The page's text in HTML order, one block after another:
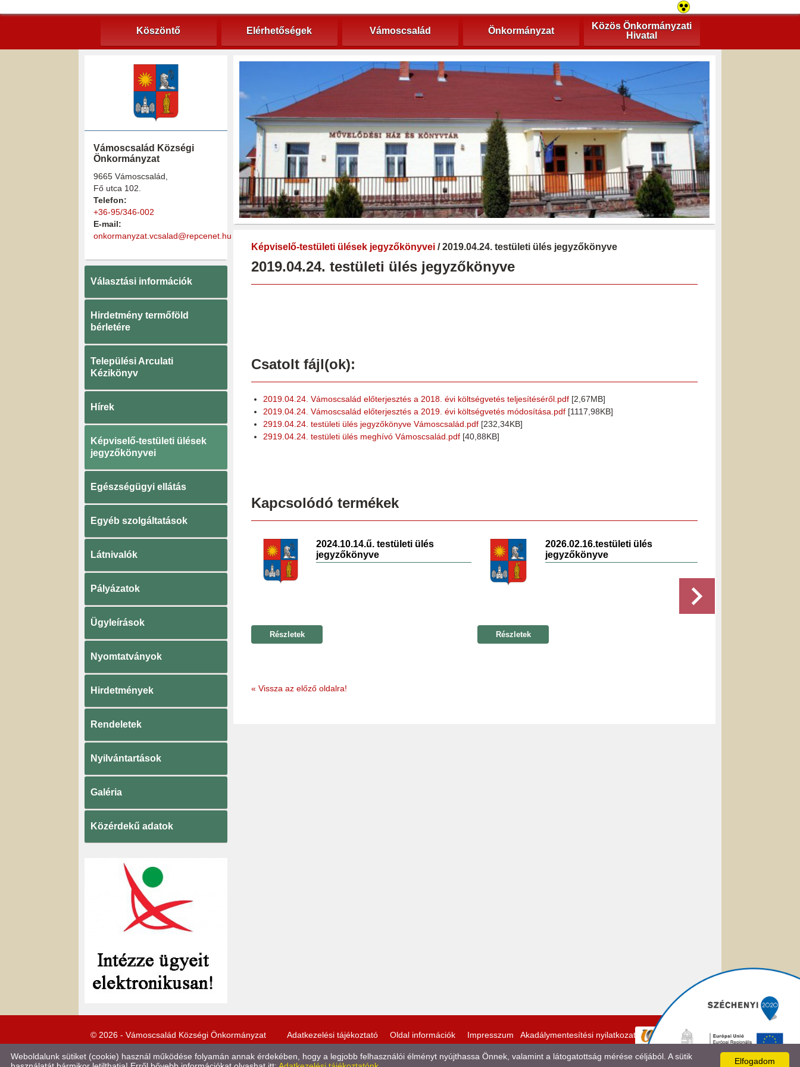
Köszöntő Elérhetőségek Vámoscsalád Önkormányzat
Közös Önkormányzati
Hivatal
Vámoscsalád Községi
Önkormányzat
9665 Vámoscsalád,
Fő utca 102.
Telefon:
+36-95/346-002
E-mail:
onkormanyzat.vcsalad@repcenet.hu
Választási információk
Hirdetmény termőföld
bérletére
Települési Arculati
Kézikönyv
Hírek
Képviselő-testületi ülések
jegyzőkönyvei
Egészségügyi ellátás
Egyéb szolgáltatások
Látnivalók
Pályázatok
Ügyleírások
Nyomtatványok
Hirdetmények
Rendeletek
Nyilvántartások
Galéria
Közérdekű adatok
Képviselő-testületi ülések jegyzőkönyvei / 2019.04.24. testületi ülés jegyzőkönyve
2019.04.24. testületi ülés jegyzőkönyve
Csatolt fájl(ok):
2019.04.24. Vámoscsalád előterjesztés a 2018. évi költségvetés teljesítéséről.pdf [2,67MB]
2019.04.24. Vámoscsalád előterjesztés a 2019. évi költségvetés módosítása.pdf [1117,98KB]
2919.04.24. testületi ülés jegyzőkönyve Vámoscsalád.pdf [232,34KB]
2919.04.24. testületi ülés meghívó Vámoscsalád.pdf [40,88KB]
Kapcsolódó termékek
2024.10.14.ű. testületi ülés
jegyzőkönyve
Részletek
2026.02.16.testületi ülés
jegyzőkönyve
Részletek
« Vissza az előző oldalra!
© 2026 - Vámoscsalád Községi Önkormányzat Adatkezelési tájékoztató Oldal információk Impresszum Akadálymentesítési nyilatkozat
Elfogadom
Weboldalunk sütiket (cookie) használ működése folyamán annak érdekében, hogy a legjobb felhasználói élményt nyújthassa Önnek, valamint a látogatottság mérése céljából. A sütik